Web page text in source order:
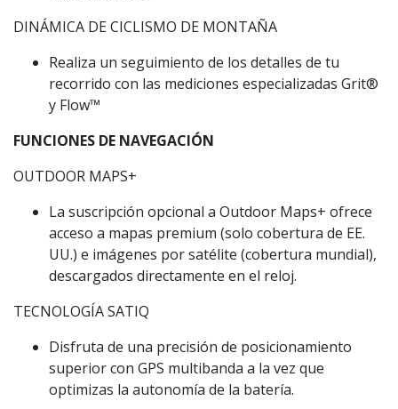
DINÁMICA DE CICLISMO DE MONTAÑA
Realiza un seguimiento de los detalles de tu
recorrido con las mediciones especializadas Grit®
y Flow™️
FUNCIONES DE NAVEGACIÓN
OUTDOOR MAPS+
La suscripción opcional a Outdoor Maps+ ofrece
acceso a mapas premium (solo cobertura de EE.
UU.) e imágenes por satélite (cobertura mundial),
descargados directamente en el reloj.
TECNOLOGÍA SATIQ
Disfruta de una precisión de posicionamiento
superior con GPS multibanda a la vez que
optimizas la autonomía de la batería.